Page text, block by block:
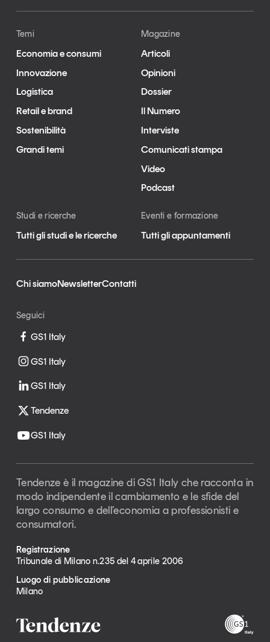
Temi
Economia e consumi
Innovazione
Logistica
Retail e brand
Sostenibilità
Grandi temi
Magazine
Articoli
Opinioni
Dossier
Il Numero
Interviste
Comunicati stampa
Video
Podcast
Studi e ricerche
Tutti gli studi e le ricerche
Eventi e formazione
Tutti gli appuntamenti
Chi siamoNewsletterContatti
Seguici
GS1 Italy
GS1 Italy
GS1 Italy
Tendenze
GS1 Italy
Tendenze è il magazine di GS1 Italy che racconta in
modo indipendente il cambiamento e le sfide del
largo consumo e dell’economia a professionisti e
consumatori.
Registrazione
Tribunale di Milano n.235 del 4 aprile 2006
Luogo di pubblicazione
Milano